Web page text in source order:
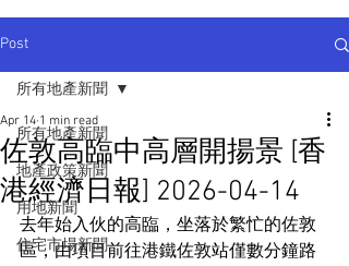
Post
所有地產新聞
地產政策新聞
用地新聞
住宅市場新聞
所有地產新聞
佐敦高臨中高層開揚景 [香
港經濟日報] 2026-04-14
Apr 14 1 min read
去年始入伙的高臨，坐落於繁忙的佐敦
區，由項目前往港鐵佐敦站僅數分鐘路